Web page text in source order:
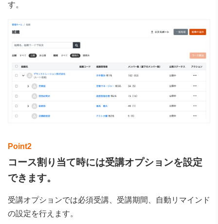
す。
コース割り当て時には受講オプションを設定
できます。
受講オプションでは必須受講、受講期間、自動リマインド
の設定を行えます。